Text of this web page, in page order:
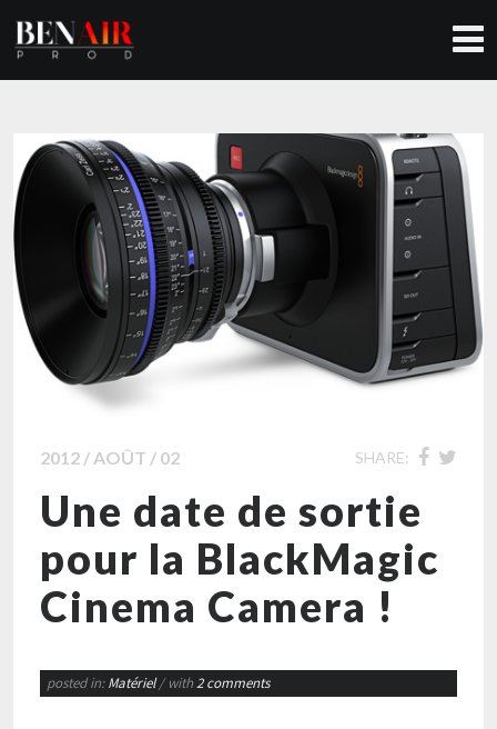
2012 / AOÛT / 02 SHARE:
Une date de sortie
pour la BlackMagic
Cinema Camera !
posted in:Matériel / with2 comments